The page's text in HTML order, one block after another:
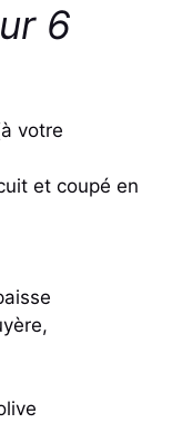
6
votre
et coupé en